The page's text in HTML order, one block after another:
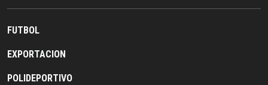
FUTBOL
EXPORTACION
POLIDEPORTIVO